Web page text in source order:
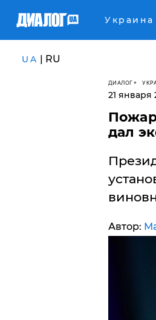
Украина
UA | RU
ДИАЛОГ
21 января
Пожар
дал
Автор: